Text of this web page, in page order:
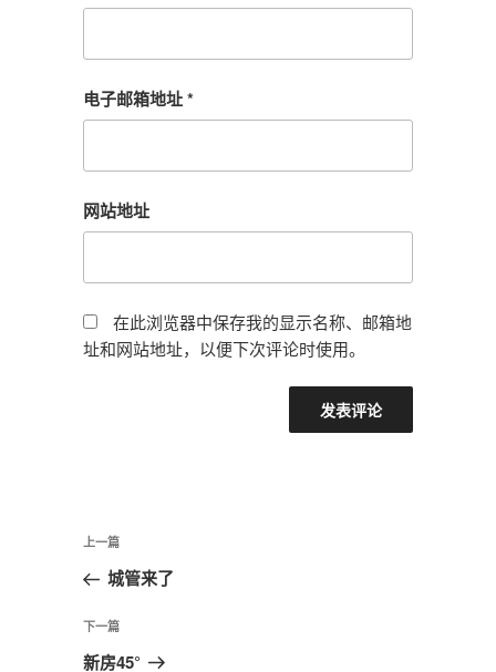
电子邮箱地址*
网站地址
在此浏览器中保存我的显示名称、邮箱地
址和网站地址，以便下次评论时使用。
文
导
航
上
一
文
章
上一篇
城管来了
下
一
下一篇
新房45°